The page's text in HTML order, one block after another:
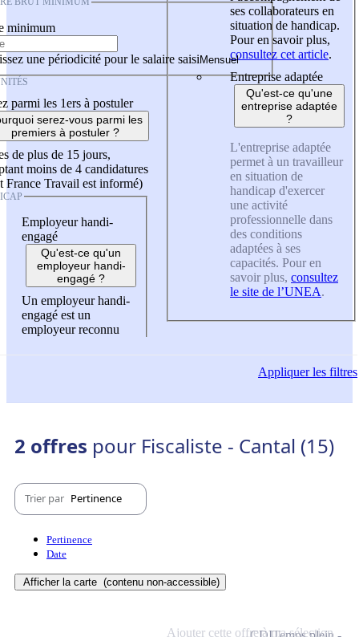
minimum
une périodicité pour le salaire saisi
parmi les 1ers à postuler
serez-vous parmi les
premiers à postuler ?
de plus de 15 jours,
moins de 4 candidatures
France Travail est informé)
Employeur handi-
engagé
Qu'est-ce qu'un
employeur handi-
engagé ?
Un employeur handi-
engagé est un
employeur reconnu
ses collaborateurs en
situation de handicap.
Pour en savoir plus,
consultez cet article.
Entreprise adaptée
Qu'est-ce qu'une
entreprise adaptée
?
L'entreprise adaptée
permet à un travailleur
en situation de
handicap d'exercer
une activité
professionnelle dans
des conditions
adaptées à ses
capacités. Pour en
savoir plus, consultez
le site de l’UNEA.
Appliquerles filtres
2 offres pour Fiscaliste - Cantal (15)
Trier par Pertinence
Pertinence
Date
Afficher la carte (contenu non-accessible)
Ajouter cette offre à ma sélection